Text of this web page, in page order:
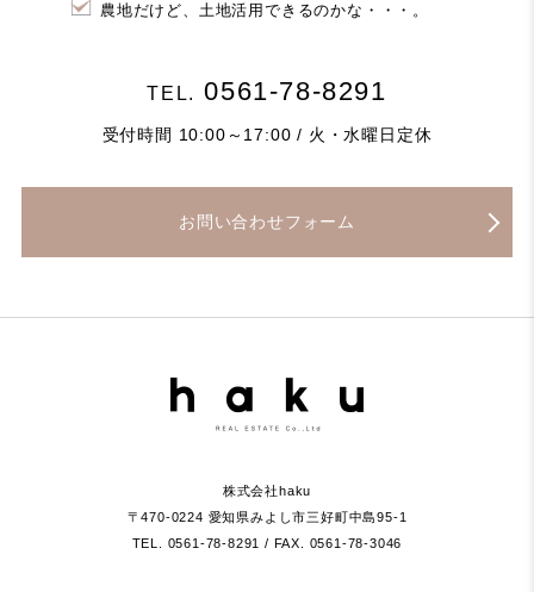
農地だけど、土地活用できるのかな・・・。
TEL. 0561-78-8291
受付時間 10:00～17:00 / 火・水曜日定休
お問い合わせフォーム
株式会社haku
〒470-0224 愛知県みよし市三好町中島95-1
TEL. 0561-78-8291 / FAX. 0561-78-3046